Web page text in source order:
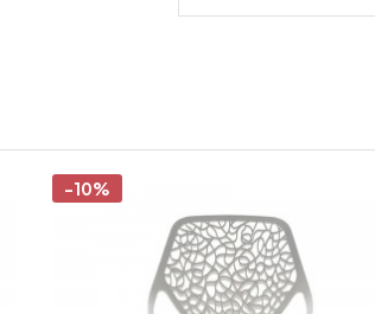
-10%